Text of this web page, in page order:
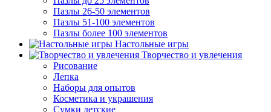
Пазлы 26-50 элементов
Пазлы 51-100 элементов
Пазлы более 100 элементов
Настольные игры
Творчество и увлечения
Рисование
Лепка
Наборы для опытов
Косметика и украшения
Сумки детские